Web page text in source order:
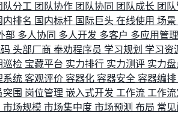
队分工 团队协作 团队协同 团队成长 团
内排名 国内标杆 国际巨头 在线使用 场景
部 多人协同 多人开发 多客户 多应用管理
头部厂商 奉劝程序员 学习规划 学习资
巡检 宝藏平台 实力排行 实力测评 实力盘
系统 客观评价 容器化 容器安全 容器编排
突围 岗位管理 嵌入式开发 工作流 工作流
市场规模 市场集中度 市场预测 布局 常